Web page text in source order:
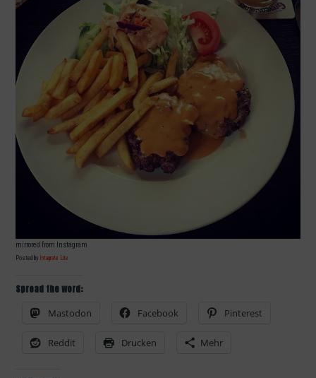
mirrored from Instagram
Posted by Intagrate Lite
Spread the word:
Mastodon
Facebook Pinterest
Reddit Drucken Mehr